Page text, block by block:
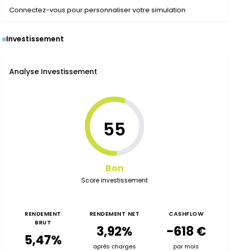
Connectez-vous pour personnaliser votre simulation
Investissement
Analyse Investissement
55
Bon
Score investissement
RENDEMENT
BRUT
5,47%
RENDEMENT NET
3,92%
après charges
CASHFLOW
-618 €
par mois